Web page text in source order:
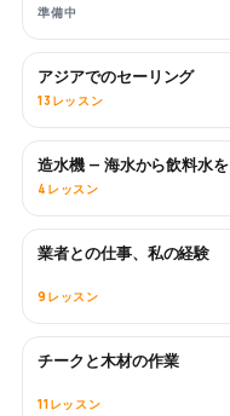
準備中
近日公開
アジアでのセーリング
13レッスン
近日公開
造水機 — 海水から飲料水を
4レッスン
近日公開
業者との仕事、私の経験
9レッスン
チークと木材の作業
11レッスン